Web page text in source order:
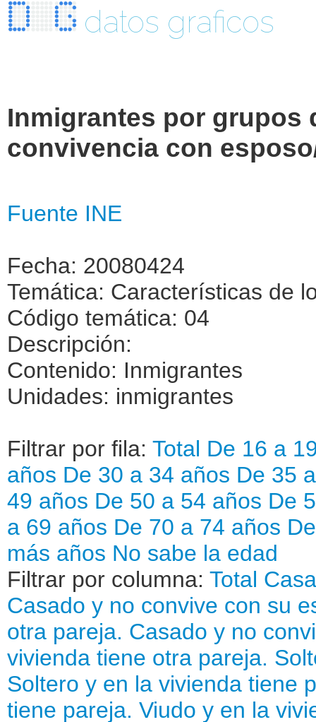
datos graficos
Inmigrantes por grupos
convivencia con
Fuente INE
Fecha: 20080424
Temática: Características de
Código temática: 04
Descripción:
Contenido: Inmigrantes
Unidades: inmigrantes
Filtrar por fila: Total De 16 a
años De 30 a 34 años De 35
49 años De 50 a 54 años De
a 69 años De 70 a 74 años
más años No sabe la edad
Filtrar por columna: Total
Casado y no convive con su
otra pareja. Casado y no
vivienda tiene otra pareja.
Soltero y en la vivienda tiene
tiene pareja. Viudo y en la